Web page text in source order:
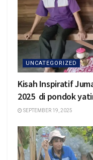
UNCATEGORIZED
Kisah Inspiratif
2025 di pondok
SEPTEMBER 19, 2025